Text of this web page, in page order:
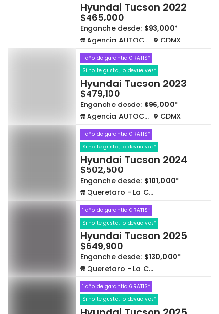
Hyundai Tucson 2022
$465,000
Enganche desde: $93,000*
Agencia AUTOCOM
CDMX
1 año de garantía GRATIS*
Si no te gusta, lo devuelves*
Hyundai Tucson 2023
$479,100
Enganche desde: $96,000*
Agencia AUTOCOM
CDMX
1 año de garantía GRATIS*
Si no te gusta, lo devuelves*
Hyundai Tucson 2024
$502,500
Enganche desde: $101,000*
Queretaro - La Capilla
1 año de garantía GRATIS*
Si no te gusta, lo devuelves*
Hyundai Tucson 2025
$649,900
Enganche desde: $130,000*
Queretaro - La Capilla
1 año de garantía GRATIS*
Si no te gusta, lo devuelves*